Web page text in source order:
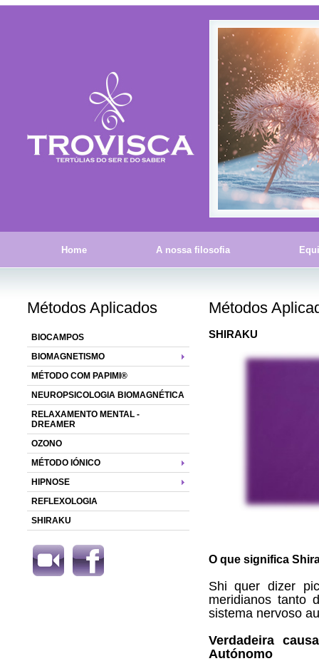
Home A nossa filosofia
Métodos Aplicados
BIOCAMPOS
BIOMAGNETISMO
MÉTODO COM PAPIMI®
NEUROPSICOLOGIA BIOMAGNÉTICA
RELAXAMENTO MENTAL -
DREAMER
OZONO
MÉTODO IÓNICO
HIPNOSE
REFLEXOLOGIA
SHIRAKU
Métodos
SHIRAKU
O que significa
Shi quer dizer
meridianos tanto
sistema nervoso
Verdadeira
Autónomo